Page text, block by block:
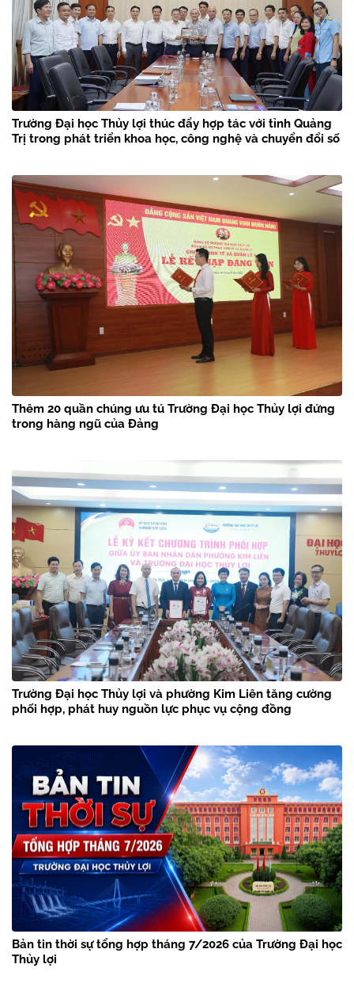
Trường Đại học Thủy lợi thúc đẩy hợp tác với tỉnh Quảng
Trị trong phát triển khoa học, công nghệ và chuyển đổi số
Thêm 20 quần chúng ưu tú Trường Đại học Thủy lợi đứng
trong hàng ngũ của Đảng
Trường Đại học Thủy lợi và phường Kim Liên tăng cường
phối hợp, phát huy nguồn lực phục vụ cộng đồng
Bản tin thời sự tổng hợp tháng 7/2026 của Trường Đại học
Thủy lợi